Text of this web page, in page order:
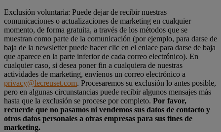
Exclusión voluntaria: Puede dejar de recibir nuestras
comunicaciones o actualizaciones de marketing en cualquier
momento, de forma gratuita, a través de los métodos que se
muestran como parte de la comunicación (por ejemplo, para darse de
baja de la newsletter puede hacer clic en el enlace para darse de baja
que aparece en la parte inferior de cada correo electrónico). En
cualquier caso, si desea poner fin a cualquiera de nuestras
actividades de marketing, envíenos un correo electrónico a
privacy@lecreuset.com. Procesaremos su exclusión lo antes posible,
pero en algunas circunstancias puede recibir algunos mensajes más
hasta que la exclusión se procese por completo. Por favor,
recuerde que no pasamos ni vendemos sus datos de contacto y
otros datos personales a otras empresas para sus fines de
marketing.